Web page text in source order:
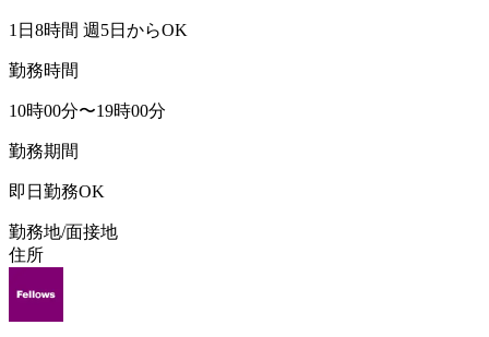
1日8時間 週5日からOK
勤務時間
10時00分〜19時00分
勤務期間
即日勤務OK
勤務地/面接地
住所